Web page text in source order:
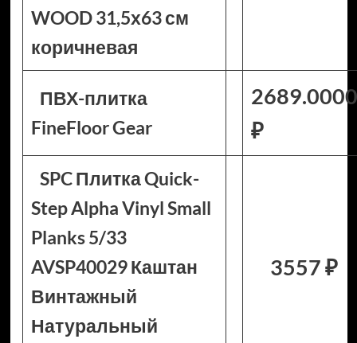
WOOD 31,5х63 см
коричневая
ПВХ-плитка
FineFloor Gear
2689.0000
₽
SPC Плитка Quick-
Step Alpha Vinyl Small
Planks 5/33
AVSP40029 Каштан
Винтажный
Натуральный
3557 ₽